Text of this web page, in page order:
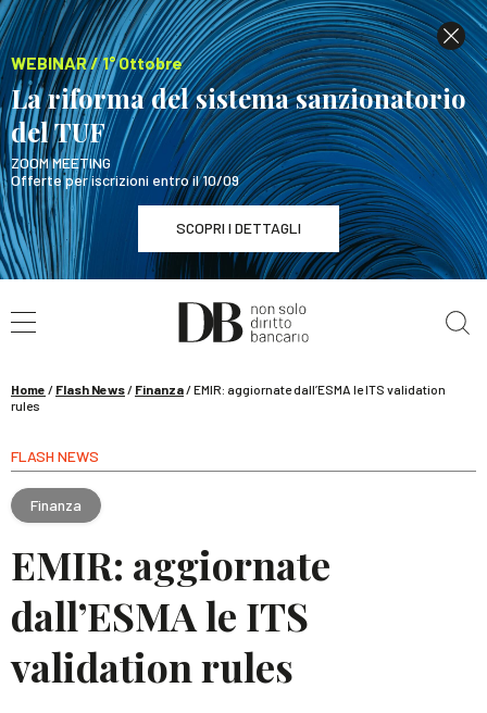
WEBINAR / 1° Ottobre
La riforma del sistema sanzionatorio
del TUF
ZOOM MEETING
Offerte per iscrizioni entro il 10/09
SCOPRI I DETTAGLI
WEBINAR / 1° Ottobre
La riforma del sistema sanzionatorio del TUF
Home / Flash News/ Finanza/EMIR: aggiornate dall’ESMA le ITS validation
rules
FLASH NEWS
Finanza
EMIR: aggiornate
dall’ESMA le ITS
validation rules